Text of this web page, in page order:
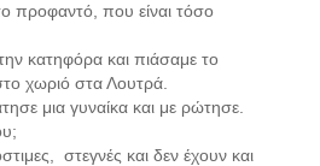
προφαντό, που είναι τόσο
κατηφόρα και πιάσαμε το
χωριό στα Λουτρά.
μια γυναίκα και με ρώτησε.
στεγνές και δεν έχουν και